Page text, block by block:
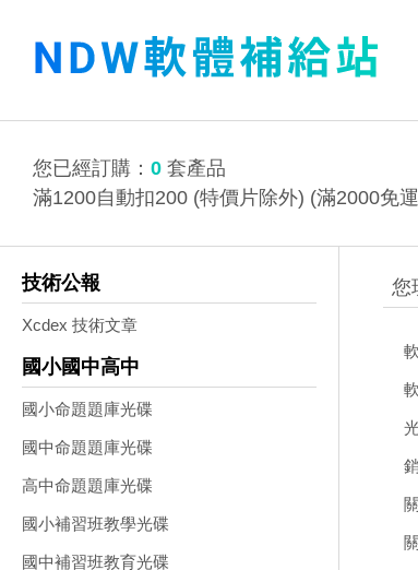
您已經訂購： 0 套產品
滿1200自動扣200 (特價片除外) (滿2000免
技術公報
Xcdex 技術文章
國小國中高中
國小命題題庫光碟
國中命題題庫光碟
高中命題題庫光碟
國小補習班教學光碟
國中補習班教育光碟